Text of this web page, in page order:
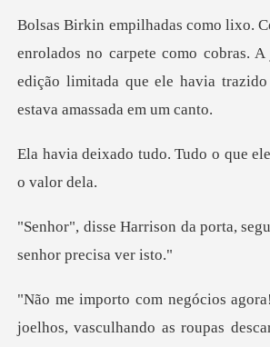
s no carpete como cobras. A
edição limitada qu
Tudo o que
porta,
joelhos, vasculhando as roupas